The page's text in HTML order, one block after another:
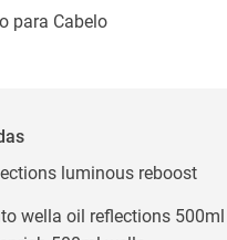
para Cabelo
luminous reboost
wella oil reflections 500ml